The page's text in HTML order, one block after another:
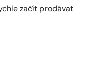
začít prodávat